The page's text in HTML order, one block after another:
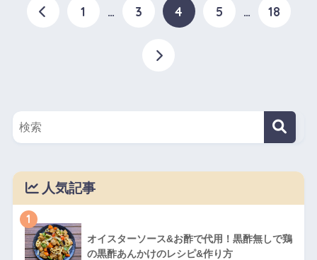
1 … 3 4 5 … 18
人気記事
1
オイスターソース&お酢で代用！黒酢無しで鶏
の黒酢あんかけのレシピ&作り方